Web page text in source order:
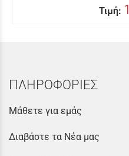
Τιμή:
ΠΛΗΡΟΦΟΡΙΕΣ
Μάθετε για εμάς
Διαβάστε τα Νέα μας